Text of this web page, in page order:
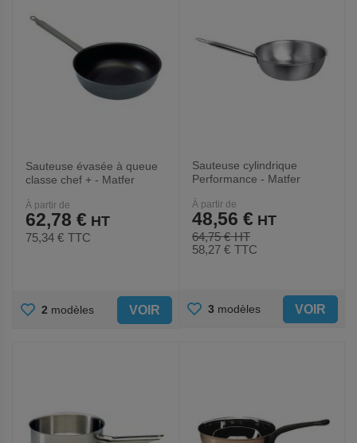
Sauteuse évasée à queue
classe chef + - Matfer
À partir de
62,78 €
75,34 € TTC
AJOUTER
2 modèles VOIR
Sauteuse cylindrique
Performance - Matfer
À partir de
64,75 €
48,56 €
58,27 € TTC
AJOUTER
3 modèles VOIR